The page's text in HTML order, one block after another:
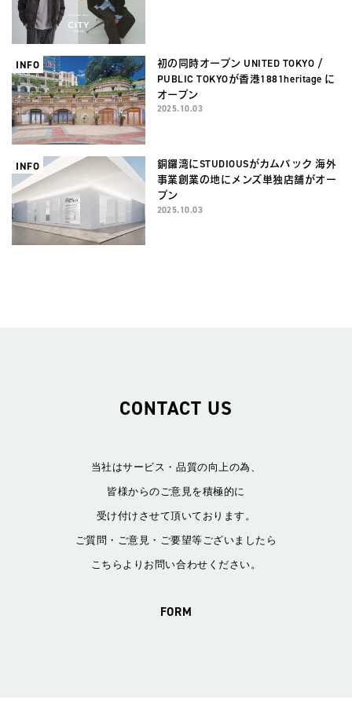
INFO
初の同時オープン UNITED TOKYO /
PUBLIC TOKYOが香港1881heritage に
オープン
2025.10.03
INFO
銅鑼湾にSTUDIOUSがカムバック 海外
事業創業の地にメンズ単独店舗がオー
プン
2025.10.03
CONTACT US
当社はサービス・品質の向上の為、
皆様からのご意見を積極的に
受け付けさせて頂いております。
ご質問・ご意見・ご要望等ございましたら
こちらよりお問い合わせください。
FORM